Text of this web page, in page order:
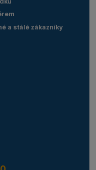
a stálé zákazníky